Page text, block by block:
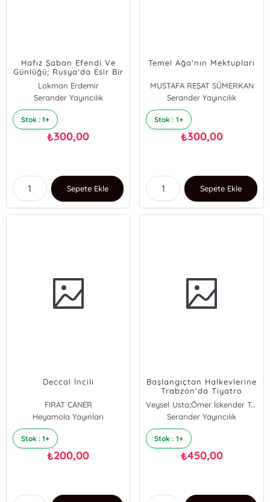
Hafız Şaban Efendi Ve
Günlüğü; Rusya'da Esir Bir
Zabit Vekili
Lokman Erdemir
Serander Yayıncılık
Stok : 1+
₺300,00
Sepete Ekle
Temel Ağa'nın Mektupları
MUSTAFA REŞAT SÜMERKAN
Serander Yayıncılık
Stok : 1+
₺300,00
Sepete Ekle
Deccal İncili
FIRAT CANER
Heyamola Yayınları
Stok : 1+
₺200,00
Başlangıçtan Halkevlerine
Trabzon'da Tiyatro
Veysel Usta;Ömer İskender Tuluk
Serander Yayıncılık
Stok : 1+
₺450,00